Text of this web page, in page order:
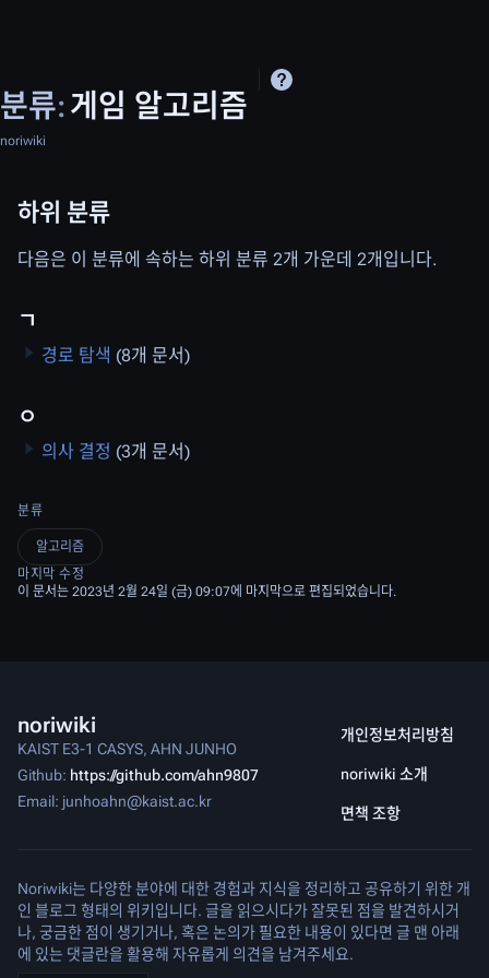
분류:게임 알고리즘
noriwiki
하위 분류
다음은 이 분류에 속하는 하위 분류 2개 가운데 2개입니다.
ㄱ
경로 탐색 (8개 문서)
ㅇ
의사 결정 (3개 문서)
분류
알고리즘
마지막 수정
이 문서는 2023년 2월 24일 (금) 09:07에 마지막으로 편집되었습니다.
noriwiki
KAIST E3-1 CASYS, AHN JUNHO
Github: https://github.com/ahn9807
Email: junhoahn@kaist.ac.kr
개인정보처리방침
noriwiki 소개
면책 조항
Noriwiki는 다양한 분야에 대한 경험과 지식을 정리하고 공유하기 위한 개
인 블로그 형태의 위키입니다. 글을 읽으시다가 잘못된 점을 발견하시거
나, 궁금한 점이 생기거나, 혹은 논의가 필요한 내용이 있다면 글 맨 아래
에 있는 댓글란을 활용해 자유롭게 의견을 남겨주세요.